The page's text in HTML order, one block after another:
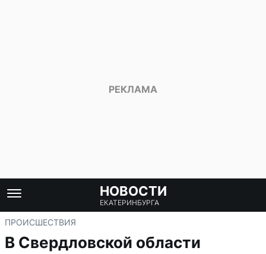
НОВОСТИ
ЕКАТЕРИНБУРГА
ПРОИСШЕСТВИЯ
В Свердловской области